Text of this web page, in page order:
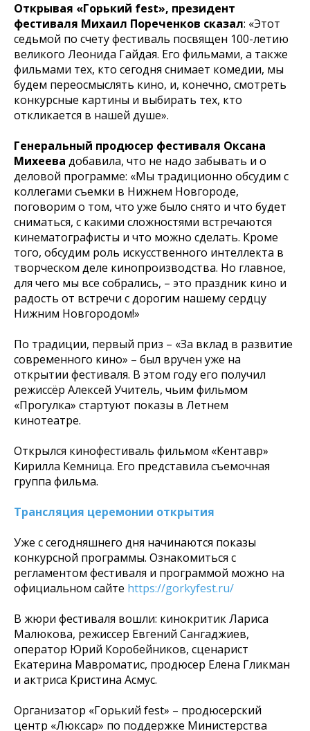
Открывая «Горький fest», президент
фестиваля Михаил Пореченков сказал: «Этот
седьмой по счету фестиваль посвящен 100-летию
великого Леонида Гайдая. Его фильмами, а также
фильмами тех, кто сегодня снимает комедии, мы
будем переосмыслять кино, и, конечно, смотреть
конкурсные картины и выбирать тех, кто
откликается в нашей душе».
Генеральный продюсер фестиваля Оксана
Михеева добавила, что не надо забывать и о
деловой программе: «Мы традиционно обсудим с
коллегами съемки в Нижнем Новгороде,
поговорим о том, что уже было снято и что будет
сниматься, с какими сложностями встречаются
кинематографисты и что можно сделать. Кроме
того, обсудим роль искусственного интеллекта в
творческом деле кинопроизводства. Но главное,
для чего мы все собрались, – это праздник кино и
радость от встречи с дорогим нашему сердцу
Нижним Новгородом!»
По традиции, первый приз – «За вклад в развитие
современного кино» – был вручен уже на
открытии фестиваля. В этом году его получил
режиссёр Алексей Учитель, чьим фильмом
«Прогулка» стартуют показы в Летнем
кинотеатре.
Открылся кинофестиваль фильмом «Кентавр»
Кирилла Кемница. Его представила съемочная
группа фильма.
Трансляция церемонии открытия
Уже с сегодняшнего дня начинаются показы
конкурсной программы. Ознакомиться с
регламентом фестиваля и программой можно на
официальном сайте https://gorkyfest.ru/
В жюри фестиваля вошли: кинокритик Лариса
Малюкова, режиссер Евгений Сангаджиев,
оператор Юрий Коробейников, сценарист
Екатерина Мавроматис, продюсер Елена Гликман
и актриса Кристина Асмус.
Организатор «Горький fest» – продюсерский
центр «Люксар» по поддержке Министерства